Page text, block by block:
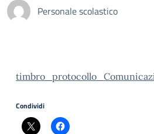
Personale scolastico
Condividi